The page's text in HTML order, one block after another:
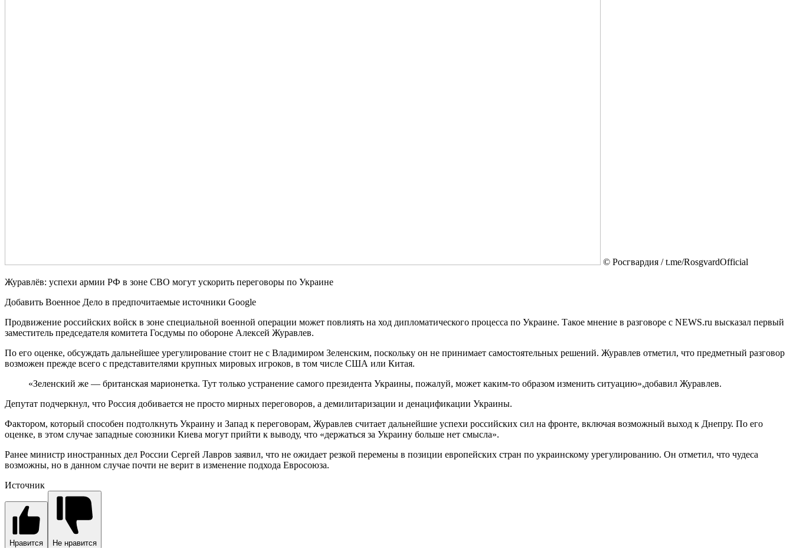
© Росгвардия / t.me/RosgvardOfficial
Журавлёв: успехи армии РФ в зоне СВО могут ускорить переговоры по Украине
Добавить Военное Дело в предпочитаемые источники Google
Продвижение российских войск в зоне специальной военной операции может повлиять на ход дипломатического процесса по Украине. Такое мнение в разговоре с NEWS.ru высказал первый
заместитель председателя комитета Госдумы по обороне Алексей Журавлев.
По его оценке, обсуждать дальнейшее урегулирование стоит не с Владимиром Зеленским, поскольку он не принимает самостоятельных решений. Журавлев отметил, что предметный разговор
возможен прежде всего с представителями крупных мировых игроков, в том числе США или Китая.
«Зеленский же — британская марионетка. Тут только устранение самого президента Украины, пожалуй, может каким-то образом изменить ситуацию»,добавил Журавлев.
Депутат подчеркнул, что Россия добивается не просто мирных переговоров, а демилитаризации и денацификации Украины.
Фактором, который способен подтолкнуть Украину и Запад к переговорам, Журавлев считает дальнейшие успехи российских сил на фронте, включая возможный выход к Днепру. По его
оценке, в этом случае западные союзники Киева могут прийти к выводу, что «держаться за Украину больше нет смысла».
Ранее министр иностранных дел России Сергей Лавров заявил, что не ожидает резкой перемены в позиции европейских стран по украинскому урегулированию. Он отметил, что чудеса
возможны, но в данном случае почти не верит в изменение подхода Евросоюза.
Источник
Нравится Не нравится